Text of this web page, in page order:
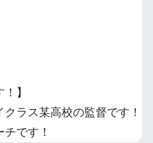
】
ラス某高校の監督です！
です！